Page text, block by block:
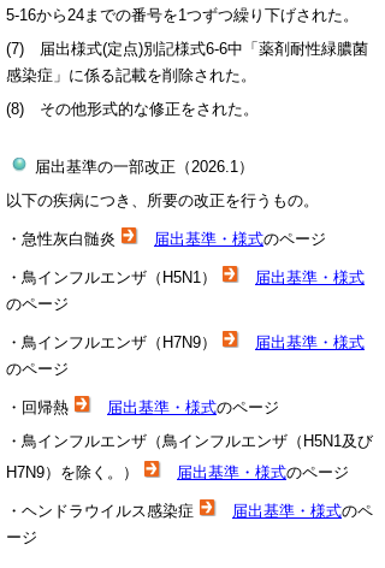
5-16から24までの番号を1つずつ繰り下げされた。
(7) 届出様式(定点)別記様式6-6中「薬剤耐性緑膿菌
感染症」に係る記載を削除された。
(8) その他形式的な修正をされた。
届出基準の一部改正（2026.1）
以下の疾病につき、所要の改正を行うもの。
・ 急性灰白髄炎 届出基準・様式のページ
・ 鳥インフルエンザ（H5N1）
届出基準・様式
のページ
・ 鳥インフルエンザ（H7N9）
届出基準・様式
のページ
・回帰熱 届出基準・様式のページ
・ 鳥インフルエンザ（鳥インフルエンザ（H5N1及び
H7N9）を除く。）
届出基準・様式のページ
・ ヘンドラウイルス感染症 届出基準・様式のペ
ージ